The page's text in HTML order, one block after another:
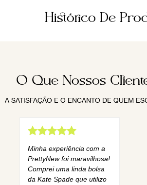
Histórico De
O Que Nossos
A SATISFAÇÃO E O ENCANTO DE QUEM
Minha experiência com a
PrettyNew foi maravilhosa!
Comprei uma linda bolsa
da Kate Spade que utilizo